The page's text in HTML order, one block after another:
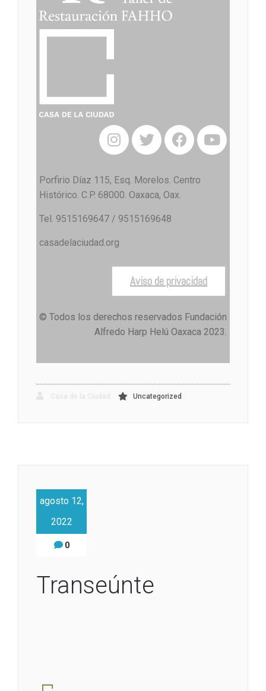
Porfirio Díaz 115, Esq. Morelos. Centro
Histórico. C.P. 68000. Oaxaca, Oax.
Tel. 9515169647 / 9515169648
casadelaciudad.org
Aviso de privacidad
© Todos los derechos reservados Fundación
Alfredo Harp Helú Oaxaca 2023.
Uncategorized
agosto 12,
2022
0
Transeúnte